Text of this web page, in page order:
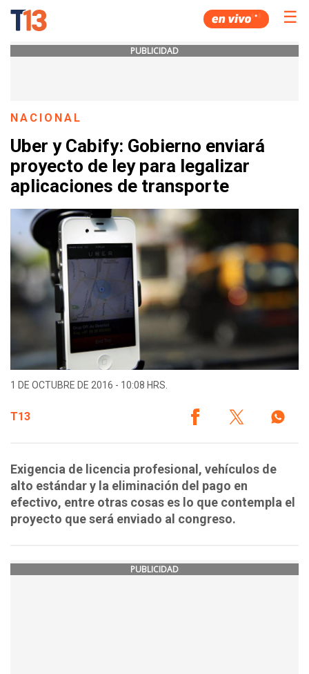
☰
PUBLICIDAD
NACIONAL
Uber y Cabify: Gobierno enviará
proyecto de ley para legalizar
aplicaciones de transporte
1 DE OCTUBRE DE 2016 - 10:08 HRS.
T13
Exigencia de licencia profesional, vehículos de
alto estándar y la eliminación del pago en
efectivo, entre otras cosas es lo que contempla el
proyecto que será enviado al congreso.
PUBLICIDAD